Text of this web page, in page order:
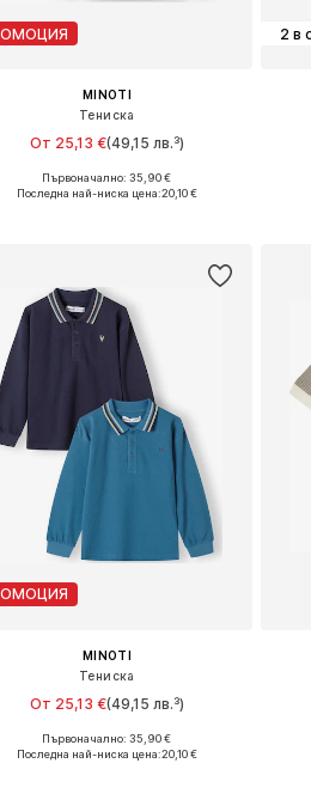
MINOTI
Тениска
От 25,13 €(49,15 лв.³)
Предлага се в много размери
Първоначално: 35,90 €
Последна най-ниска цена:20,10 €
2 в
MINOTI
Тениска
От 25,13 €(49,15 лв.³)
Предлага се в много размери
Първоначално: 35,90 €
Последна най-ниска цена:20,10 €